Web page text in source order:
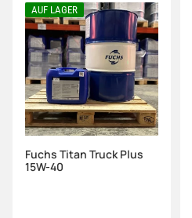
AUF LAGER
Fuchs Titan Truck Plus
15W-40